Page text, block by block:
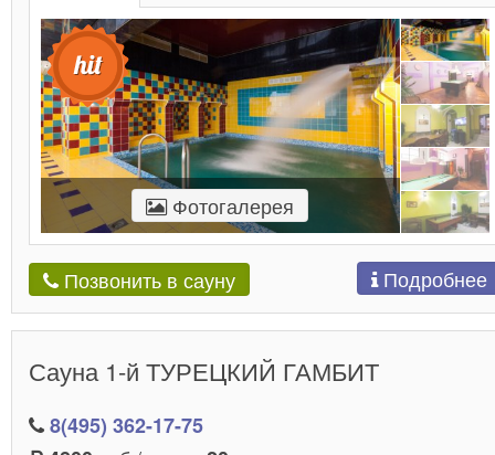
Фотогалерея
Позвонить в сауну Подробнее
Сауна 1-й ТУРЕЦКИЙ ГАМБИТ
8(495) 362-17-75